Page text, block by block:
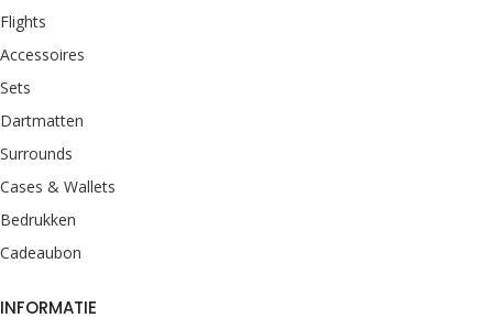
Flights
Accessoires
Sets
Dartmatten
Surrounds
Cases & Wallets
Bedrukken
Cadeaubon
INFORMATIE